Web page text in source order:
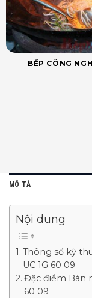
BẾP CÔNG
MÔ TẢ
Nội dung
Thông số kỹ
UC 1G 60 09
Đặc điểm Bàn
60 09